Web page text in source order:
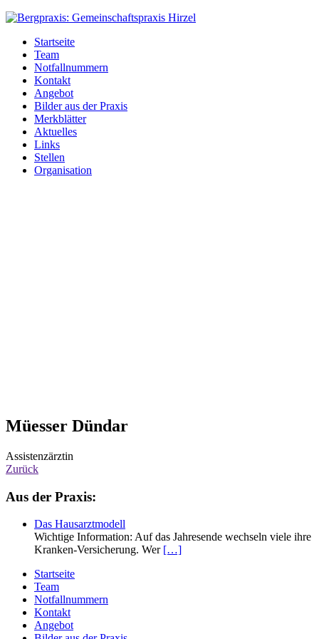
Bergpraxis:
Hirzel
Startseite
Team
Notfallnummern
Kontakt
Angebot
Bilder aus der Praxis
Merkblätter
Aktuelles
Links
Stellen
Organisation
Müesser Dündar
Assistenzärztin
Zurück
Haupt-
Sidebar
(Primary)
Aus der Praxis:
Das Hausarztmodell
Wichtige Information: Auf das Jahresende wechseln viele ihre
Kranken-Versicherung. Wer […]
Zweit-
Sidebar
(Secondary)
Startseite
Team
Notfallnummern
Kontakt
Angebot